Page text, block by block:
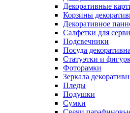
Декоративные
Корзины
Декоративное
Салфетки для
Подсвечники
Посуда
Статуэтки и
Фоторамки
Зеркала
Пледы
Подушки
Сумки